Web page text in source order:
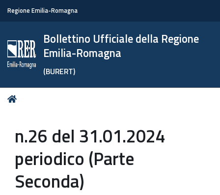
Regione Emilia-Romagna
Bollettino Ufficiale della Regione
Emilia-Romagna
(BURERT)
Tu
n.26 del 31.01.2024
periodico (Parte
Seconda)